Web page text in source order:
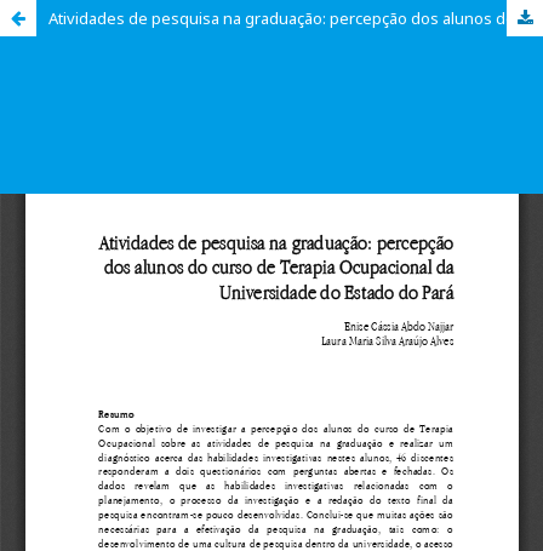
Atividades de pesquisa na graduação: percepção dos alunos do curso de Terapia Ocupacional da Universidade do Estado do Pará